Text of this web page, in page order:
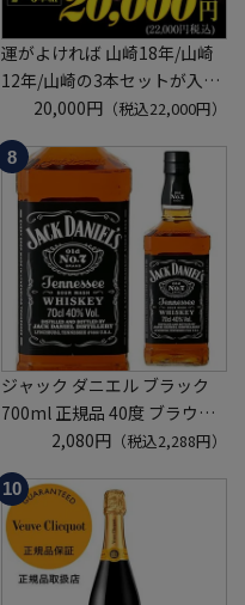
運がよければ 山崎18年/山崎
12年/山崎の3本セットが入っ
ているかも！？ ウイスキー福
袋 2～6本組 限定200セット
虎S ※必ずもらえるCP対象
(1P)
20,000円 （税込22,000円）
ジャック ダニエル ブラック
700ml 正規品 40度 ブラウン
フォーマン
ウイスキー テネシー バーボン
長S
2,080円 （税込2,288円）